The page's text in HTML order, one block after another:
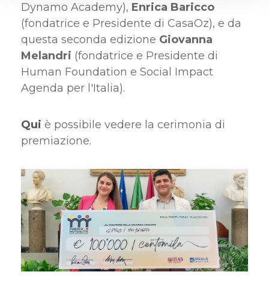
Dynamo Academy), Enrica Baricco
(fondatrice e Presidente di CasaOz), e da
questa seconda edizione Giovanna
Melandri (fondatrice e Presidente di
Human Foundation e Social Impact
Agenda per l'Italia).
Qui è possibile vedere la cerimonia di
premiazione.